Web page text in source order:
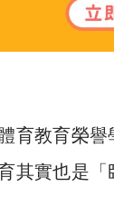
育教育榮
其實也是